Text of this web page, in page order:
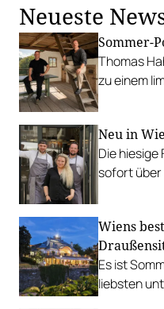
längst nicht
sprechen.
die das
Komfort
Neueste
Sommer-
Thomas
zu einem
Neu in
Die
sofort über
Wiens
Es ist
liebsten